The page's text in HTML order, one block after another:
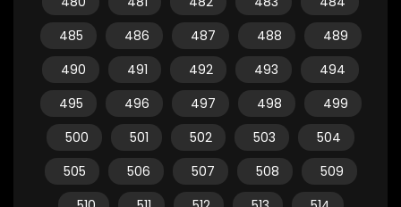
485
486 487 488
489
490
491 492 493
494
495
496 497 498
499
500
501 502 503
504
505
506 507 508
509